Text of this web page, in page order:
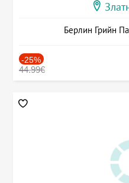
Берлин Грийн
-25%
44.99€